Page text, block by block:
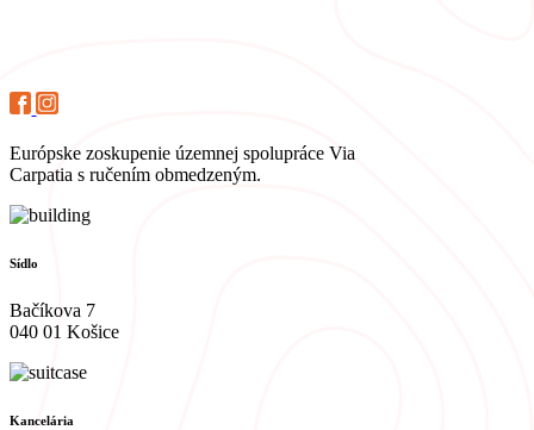
Európske zoskupenie územnej spolupráce Via
Carpatia s ručením obmedzeným.
Sídlo
Bačíkova 7
040 01 Košice
Kancelária